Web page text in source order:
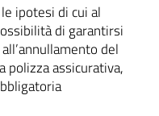
ipotesi di cui al
di garantirsi
del
polizza assicurativa,